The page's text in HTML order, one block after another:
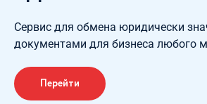
Сервис для обмена юридически
документами для бизнеса любого
Перейти